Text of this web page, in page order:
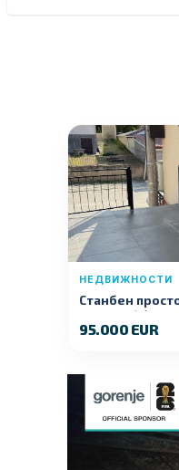
НЕДВИЖНОСТИ
Станбен
продажба) –
Куманово
95.000 EUR